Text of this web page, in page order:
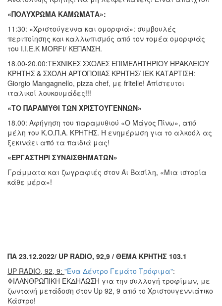
«ΠΟΛΥΧΡΩΜΑ ΚΑΜΩΜΑΤΑ»:
11:30: «Χριστούγεννα και ομορφιά»: συμβουλές
περιποίησης και καλλωπισμός από τον τομέα ομορφιάς
του Ι.Ι.Ε.Κ MORFI/ ΚΕΠΑΝΣΗ.
18.00-20.00:ΤΕΧΝΙΚΕΣ ΣΧΟΛΕΣ ΕΠΙΜΕΛΗΤΗΡΙΟΥ ΗΡΑΚΛΕΙΟΥ
ΚΡΗΤΗΣ & ΣΧΟΛΗ ΑΡΤΟΠΟΙΙΑΣ ΚΡΗΤΗΣ/ ΙΕΚ ΚΑΤΑΡΤΙΣΗ:
Giorgio Mangagnello, pizza chef, με fritelle! Απίστευτοι
ιταλικοί λουκουμάδες!!!
«ΤΟ ΠΑΡΑΜΥΘΙ ΤΩΝ ΧΡΙΣΤΟΥΓΕΝΝΩΝ»
18.00: Αφήγηση του παραμυθιού «Ο Μάγος Πίνω», από
μέλη του Κ.Ο.Π.Α. ΚΡΗΤΗΣ. Η ενημέρωση για το αλκοόλ ας
ξεκινάει από τα παιδιά μας!
«ΕΡΓΑΣΤΗΡΙ ΣΥΝΑΙΣΘΗΜΑΤΩΝ»
Γράμματα και ζωγραφιές στον Άι Βασίλη, «Μια ιστορία
κάθε μέρα»!
ΠΑ 23.12.2022/ UP RADIO, 92,9 / ΘΕΜΑ ΚΡΗΤΗΣ 103.1
UP RADIO, 92, 9: "Ένα Δέντρο Γεμάτο Τρόφιμα":
ΦΙΛΑΝΘΡΩΠΙΚΗ ΕΚΔΗΛΩΣΗ για την συλλογή τροφίμων, με
ζωντανή μετάδοση στον Up 92, 9 από το Χριστουγεννιάτικο
Κάστρο!